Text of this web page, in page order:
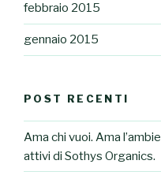
febbraio 2015
gennaio 2015
POST RECENTI
Ama chi vuoi. Ama
attivi di Sothys Organics.